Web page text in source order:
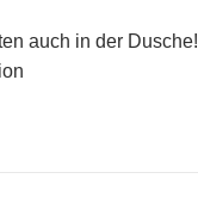
auch in der Dusche!